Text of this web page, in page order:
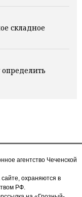
складное
определить
агентство Чеченской
охраняются в
РФ.